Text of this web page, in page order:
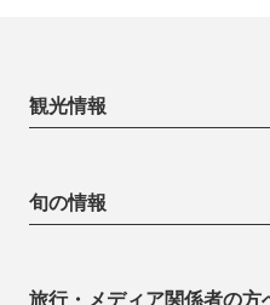
観光情報
旬の情報
旅行・メディア関係者の方